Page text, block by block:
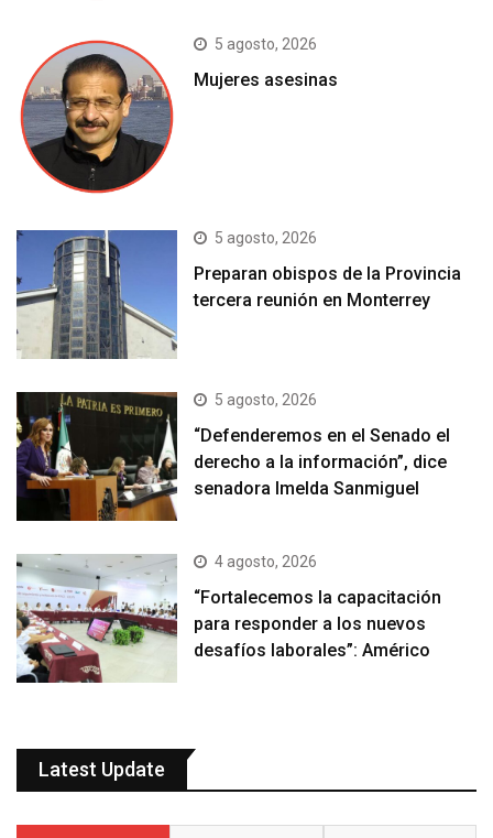
5 agosto, 2026
Mujeres asesinas
5 agosto, 2026
Preparan obispos de la Provincia
tercera reunión en Monterrey
5 agosto, 2026
“Defenderemos en el Senado el
derecho a la información”, dice
senadora Imelda Sanmiguel
4 agosto, 2026
“Fortalecemos la capacitación
para responder a los nuevos
desafíos laborales”: Américo
Latest Update